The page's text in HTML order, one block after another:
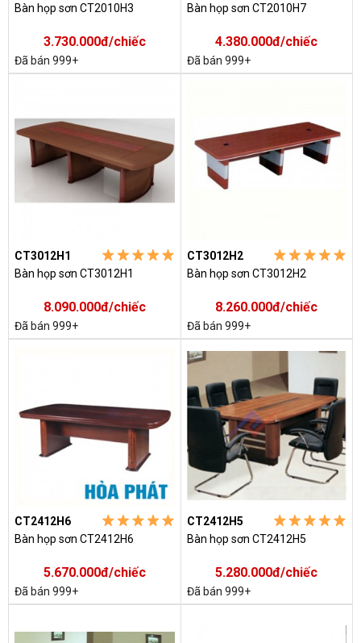
Bàn họp sơn CT2010H3
3.730.000đ/chiếc
Đã bán 999+
Bàn họp sơn CT2010H7
4.380.000đ/chiếc
Đã bán 999+
CT3012H1
Bàn họp sơn CT3012H1
8.090.000đ/chiếc
Đã bán 999+
CT3012H2
Bàn họp sơn CT3012H2
8.260.000đ/chiếc
Đã bán 999+
CT2412H6
Bàn họp sơn CT2412H6
5.670.000đ/chiếc
Đã bán 999+
CT2412H5
Bàn họp sơn CT2412H5
5.280.000đ/chiếc
Đã bán 999+